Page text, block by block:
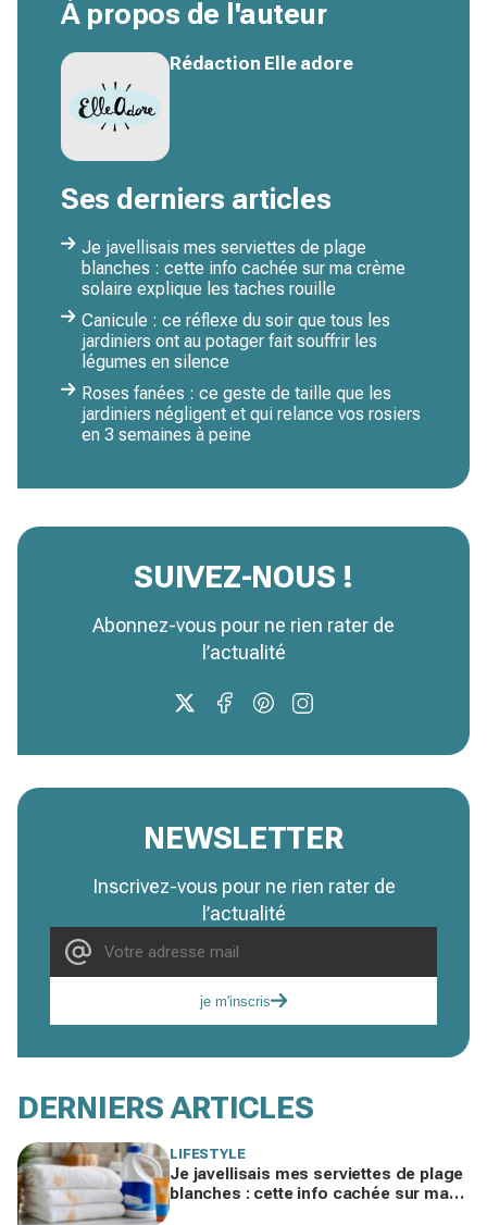
À propos de l'auteur
Rédaction Elle adore
Ses derniers articles
Je javellisais mes serviettes de plage
blanches : cette info cachée sur ma crème
solaire explique les taches rouille
Canicule : ce réflexe du soir que tous les
jardiniers ont au potager fait souffrir les
légumes en silence
Roses fanées : ce geste de taille que les
jardiniers négligent et qui relance vos rosiers
en 3 semaines à peine
SUIVEZ-NOUS !
Abonnez-vous pour ne rien rater de
l’actualité
NEWSLETTER
Inscrivez-vous pour ne rien rater de
l’actualité
je m'inscris
DERNIERS ARTICLES
LIFESTYLE
Je javellisais mes serviettes de plage
blanches : cette info cachée sur ma